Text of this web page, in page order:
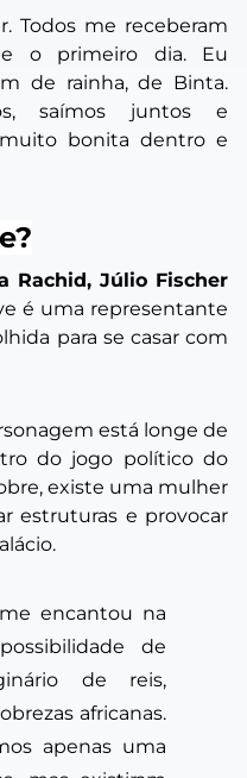
Todos me receberam
o primeiro dia. Eu
de rainha, de Binta.
saímos juntos e
bonita dentro e
Rachid, Júlio Fischer
é uma representante
para se casar com
está longe de
do jogo político do
existe uma mulher
estruturas e provocar
encantou na
de
de reis,
africanas.
apenas uma